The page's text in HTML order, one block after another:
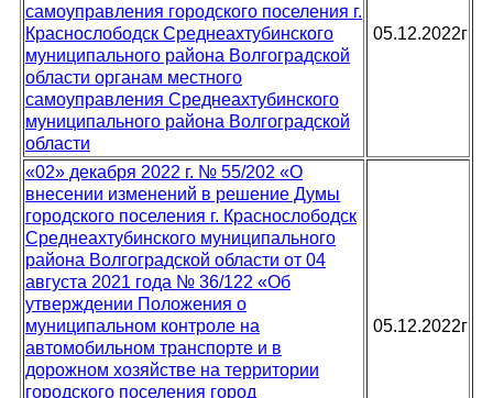
самоуправления городского поселения г.
Краснослободск Среднеахтубинского
муниципального района Волгоградской
области органам местного
самоуправления Среднеахтубинского
муниципального района Волгоградской
области
05.12.2022г
«02» декабря 2022 г. № 55/202 «О
внесении изменений в решение Думы
городского поселения г. Краснослободск
Среднеахтубинского муниципального
района Волгоградской области от 04
августа 2021 года № 36/122 «Об
утверждении Положения о
муниципальном контроле на
автомобильном транспорте и в
дорожном хозяйстве на территории
городского поселения город
05.12.2022г